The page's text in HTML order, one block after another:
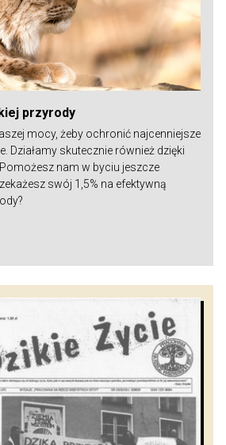
przyrody
mocy, żeby ochronić najcenniejsze
Działamy skutecznie również dzięki
nam w byciu jeszcze
swój 1,5% na efektywną